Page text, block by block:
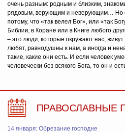
очень разным: родным и близким,
рядовым, верующим и неверующим… Но
потому, что «так велел Бог», или «так
Библии, в Коране или в Книге любого
– это люди, которые окружают нас,
любят, равнодушны к нам, а иногда и
такие, какие они есть. И если человек
человечески без всякого Бога, то он и
ПРАВОСЛАВНЫЕ
14 января: Обрезание господне